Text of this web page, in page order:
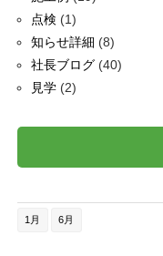
点検 (1)
知らせ詳細 (8)
社長ブログ(40)
見学(2)
1月 6月